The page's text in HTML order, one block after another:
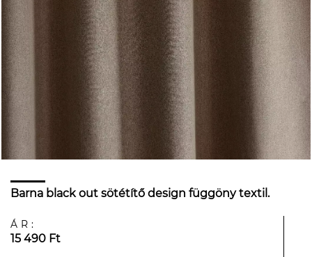
Barna black out sötétítő design függöny textil.
ÁR:
15 490 Ft